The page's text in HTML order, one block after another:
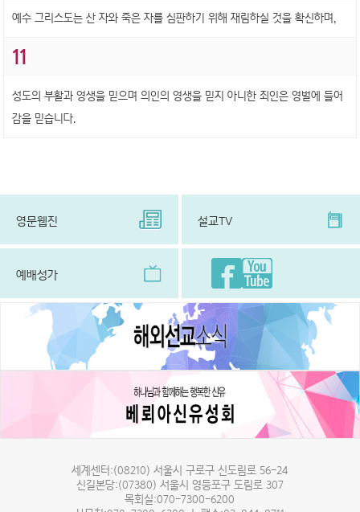
예수 그리스도는 산 자와 죽은 자를 심판하기 위해 재림하실 것을 확신하며,
11
성도의 부활과 영생을 믿으며 의인의 영생을 믿지 아니한 죄인은 영벌에 들어
감을 믿습니다.
영문웹진 설교TV
예배성가
세계센터:(08210) 서울시 구로구 신도림로 56-24
신길본당:(07380) 서울시 영등포구 도림로 307
목회실:070-7300-6200